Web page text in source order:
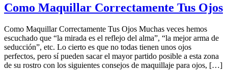
Como Maquillar Correctamente Tus Ojos
Como Maquillar Correctamente Tus Ojos Muchas veces hemos
escuchado que “la mirada es el reflejo del alma”, “la mejor arma de
seducción”, etc. Lo cierto es que no todas tienen unos ojos
perfectos, pero sí pueden sacar el mayor partido posible a esta zona
de su rostro con los siguientes consejos de maquillaje para ojos, […]